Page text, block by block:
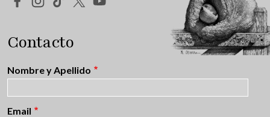
Contacto
Nombre y Apellido
Email